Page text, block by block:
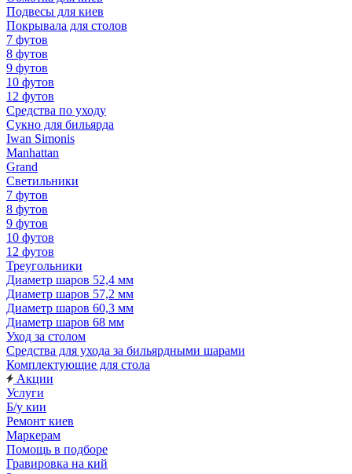
Подвесы для киев
Покрывала для столов
7 футов
8 футов
9 футов
10 футов
12 футов
Средства по уходу
Сукно для бильярда
Iwan Simonis
Manhattan
Grand
Светильники
7 футов
8 футов
9 футов
10 футов
12 футов
Треугольники
Диаметр шаров 52,4 мм
Диаметр шаров 57,2 мм
Диаметр шаров 60,3 мм
Диаметр шаров 68 мм
Уход за столом
Средства для ухода за бильярдными шарами
Комплектующие для стола
Акции
Услуги
Б/у кии
Ремонт киев
Маркерам
Помощь в подборе
Гравировка на кий